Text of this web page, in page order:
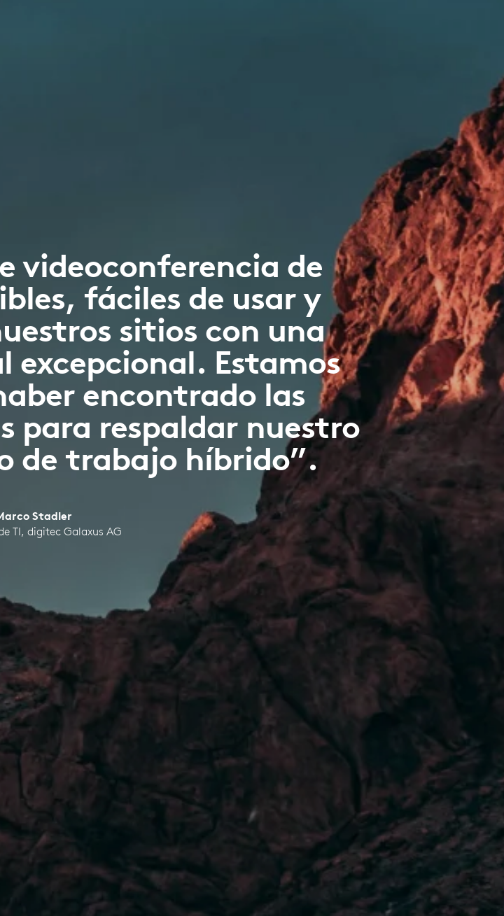
videoconferencia de
fáciles de usar y
sitios con una
excepcional. Estamos
encontrado las
para respaldar nuestro
de trabajo híbrido”.
Stadler
TI, digitec Galaxus AG